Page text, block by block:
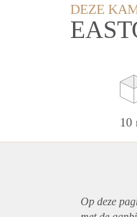
DEZE
10
Op deze